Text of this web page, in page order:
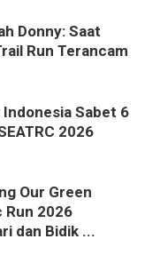
Donny: Saat
Run Terancam
Sabet 6
2026
Our Green
Run 2026
dan Bidik ...